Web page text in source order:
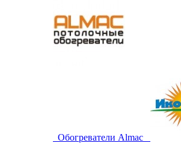
Обогреватели Almac